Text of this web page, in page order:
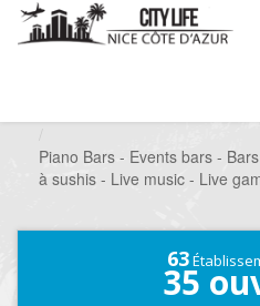
Piano Bars - Events bars -
à sushis - Live music - Live
63
35